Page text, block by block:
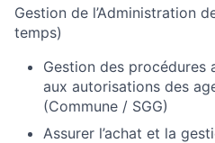
Gestion de l’Administration
temps)
Gestion des procédures
aux autorisations des
(Commune / SGG)
Assurer l’achat et la